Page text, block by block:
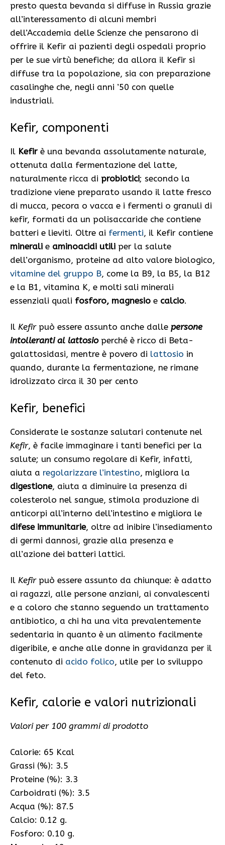
presto questa bevanda si diffuse in Russia grazie
all’interessamento di alcuni membri
dell’Accademia delle Scienze che pensarono di
offrire il Kefir ai pazienti degli ospedali proprio
per le sue virtù benefiche; da allora il Kefir si
diffuse tra la popolazione, sia con preparazione
casalinghe che, negli anni ’50 con quelle
industriali.
Kefir, componenti
Il Kefir è una bevanda assolutamente naturale,
ottenuta dalla fermentazione del latte,
naturalmente ricca di probiotici; secondo la
tradizione viene preparato usando il latte fresco
di mucca, pecora o vacca e i fermenti o granuli di
kefir, formati da un polisaccaride che contiene
batteri e lieviti. Oltre ai fermenti, il Kefir contiene
minerali e aminoacidi utili per la salute
dell’organismo, proteine ad alto valore biologico,
vitamine del gruppo B, come la B9, la B5, la B12
e la B1, vitamina K, e molti sali minerali
essenziali quali fosforo, magnesio e calcio.
Il Kefirpuò essere assunto anche dalle persone
intolleranti al lattosioperché è ricco di Beta-
galattosidasi, mentre è povero di lattosio in
quando, durante la fermentazione, ne rimane
idrolizzato circa il 30 per cento
Kefir, benefici
Considerate le sostanze salutari contenute nel
Kefir, è facile immaginare i tanti benefici per la
salute; un consumo regolare di Kefir, infatti,
aiuta a regolarizzare l’intestino, migliora la
digestione, aiuta a diminuire la presenza di
colesterolo nel sangue, stimola produzione di
anticorpi all’interno dell’intestino e migliora le
difese immunitarie, oltre ad inibire l’insediamento
di germi dannosi, grazie alla presenza e
all’azione dei batteri lattici.
Il Kefirpuò essere assunto da chiunque: è adatto
ai ragazzi, alle persone anziani, ai convalescenti
e a coloro che stanno seguendo un trattamento
antibiotico, a chi ha una vita prevalentemente
sedentaria in quanto è un alimento facilmente
digeribile, e anche alle donne in gravidanza per il
contenuto di acido folico, utile per lo sviluppo
del feto.
Kefir, calorie e valori nutrizionali
Valori per 100 grammi di prodotto
Calorie: 65 Kcal
Grassi (%): 3.5
Proteine (%): 3.3
Carboidrati (%): 3.5
Acqua (%): 87.5
Calcio: 0.12 g.
Fosforo: 0.10 g.